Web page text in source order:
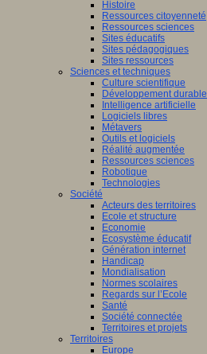
Histoire
Ressources citoyenneté
Ressources sciences
Sites éducatifs
Sites pédagogiques
Sites ressources
Sciences et techniques
Culture scientifique
Développement durable
Intelligence artificielle
Logiciels libres
Métavers
Outils et logiciels
Réalité augmentée
Ressources sciences
Robotique
Technologies
Société
Acteurs des territoires
Ecole et structure
Economie
Ecosystème éducatif
Génération internet
Handicap
Mondialisation
Normes scolaires
Regards sur l’Ecole
Santé
Société connectée
Territoires et projets
Territoires
Europe